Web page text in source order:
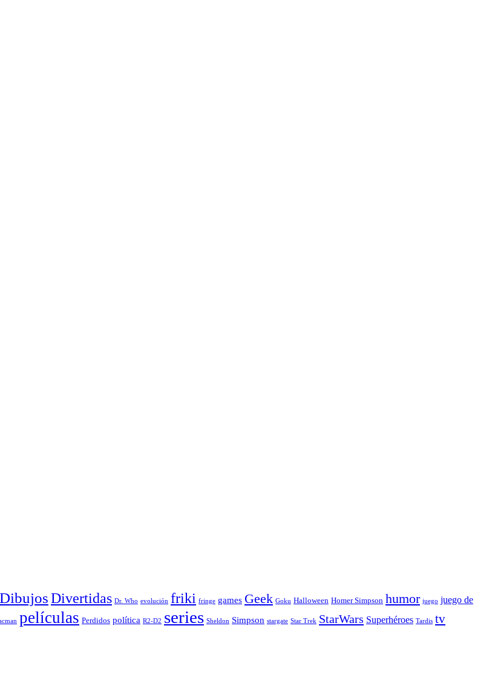
DibujosDivertidas Dr. Who evolución friki fringe games Geek Goku Halloween Homer Simpson humor juego juego de
películas Perdidos política R2-D2 series Sheldon Simpson stargate Star Trek StarWars Superhéroes Tardis tv